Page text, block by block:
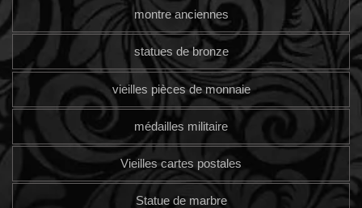
montre anciennes
statues de bronze
vieilles pièces de monnaie
médailles militaire
Vieilles cartes postales
Statue de marbre